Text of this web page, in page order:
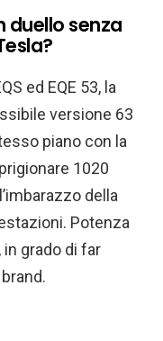
duello senza
ed EQE 53, la
versione 63
piano con la
1020
della
Potenza
grado di far